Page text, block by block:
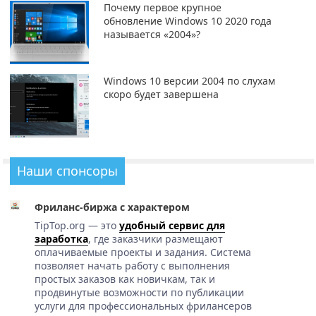
Почему первое крупное
обновление Windows 10 2020 года
называется «2004»?
Windows 10 версии 2004 по слухам
скоро будет завершена
Наши спонсоры
Фриланс-биржа с характером
TipTop.org — это удобный сервис для
заработка, где заказчики размещают
оплачиваемые проекты и задания. Система
позволяет начать работу с выполнения
простых заказов как новичкам, так и
продвинутые возможности по публикации
услуги для профессиональных фрилансеров